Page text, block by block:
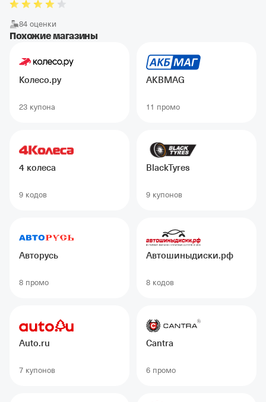
84 оценки
Похожие магазины
Колесо.ру
23 купонa
AKBMAG
11 промо
4 колеса
9 кодов
BlackTyres
9 купонов
Авторусь
8 промо
Автошиныдиски.рф
8 кодов
Auto.ru
7 купонов
Cantra
6 промо